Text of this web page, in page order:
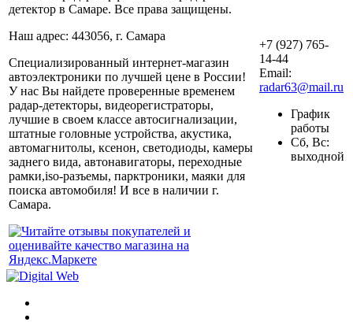
детектор в Самаре. Все права защищены.
Наш адрес: 443056, г. Самара
Специализированный интернет-магазин
автоэлектроники по лучшей цене в России!
У нас Вы найдете проверенные временем
радар-детекторы, видеорегистраторы,
лучшие в своем классе автосигнализации,
штатные головные устройства, акустика,
автомагнитолы, ксенон, светодиоды, камеры
заднего вида, автонавигаторы, переходные
рамки,iso-разъемы, парктроники, маяки для
поиска автомобиля! И все в наличии г.
Самара.
+7 (927) 765-
14-44
Email:
radar63@mail.ru
График
работы
Сб, Вс:
выходной